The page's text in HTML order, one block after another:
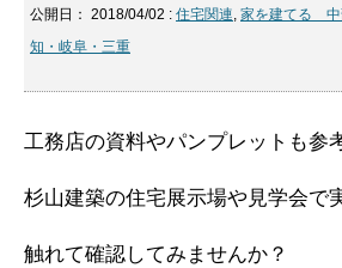
公開日： 2018/04/02 : 住宅関連, 家を建てる
知・岐阜・三重
工務店の資料やパンプレットも参
杉山建築の住宅展示場や見学会で
触れて確認してみませんか？